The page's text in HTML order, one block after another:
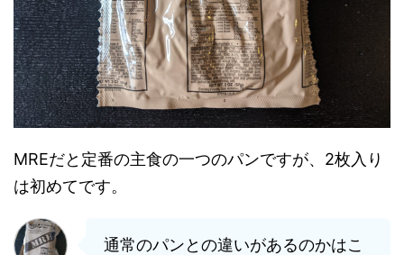
MREだと定番の主食の一つのパンですが、2枚入り
は初めてです。
通常のパンとの違いがあるのかはこ